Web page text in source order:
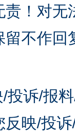
！对
不作
投诉/报
反映/投